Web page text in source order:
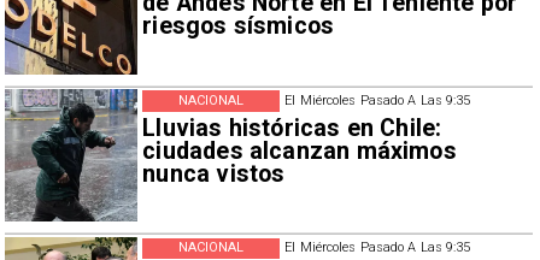
riesgos sísmicos
El Miércoles Pasado A Las 9:35
Lluvias históricas en Chile:
ciudades alcanzan máximos
nunca vistos
NACIONAL
El Miércoles Pasado A Las 9:35
NACIONAL